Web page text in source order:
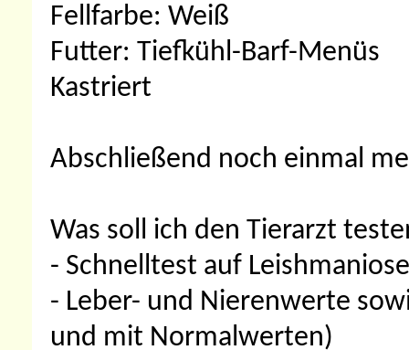
Fellfarbe: Weiß
Futter: Tiefkühl-Barf-Menüs
Kastriert
Abschließend noch einmal
Was soll ich den Tierarzt
- Schnelltest auf Leishmaniose
- Leber- und Nierenwerte
und mit Normalwerten)